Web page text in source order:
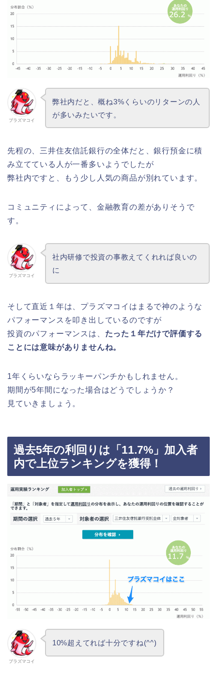
プラズマコイ
弊社内だと、概ね3%くらいのリターンの人
が多いみたいです。
先程の、三井住友信託銀行の全体だと、銀行預金に積
み立てている人が一番多いようでしたが
弊社内ですと、もう少し人気の商品が別れています。
コミュニティによって、金融教育の差がありそうで
す。
プラズマコイ
社内研修で投資の事教えてくれれば良いの
に
そして直近１年は、プラズマコイはまるで神のような
パフォーマンスを叩き出しているのですが
投資のパフォーマンスは、 たった１年だけで評価する
ことには意味がありませんね。
1年くらいならラッキーパンチかもしれません。
期間が5年間になった場合はどうでしょうか？
見ていきましょう。
過去5年の利回りは「11.7%」加入者
内で上位ランキングを獲得！
プラズマコイ
10%超えてれば十分ですね(^^)